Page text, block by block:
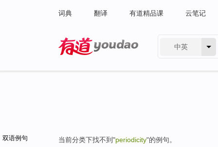
词典 翻译 有道精品课 云笔记
中英
双语例句 当前分类下找不到"periodicity"的例句。